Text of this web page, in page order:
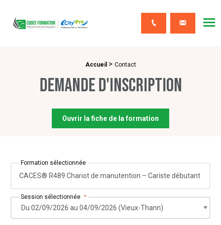
Contact
Accueil > Contact
Demande d'inscription
Ouvrir la fiche de la formation
Formation sélectionnée
CACES® R489 Chariot de manutention – Cariste débutant
Session sélectionnée *